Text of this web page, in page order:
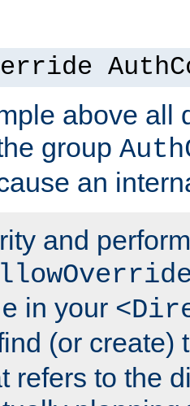
above all
group
an
and
in your
(or create)
refers to the